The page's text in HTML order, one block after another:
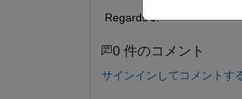
Regards J.
0 件のコメント
サインインしてコメントする